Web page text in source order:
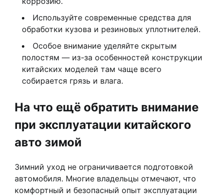
Используйте современные средства для
обработки кузова и резиновых уплотнителей.
Особое внимание уделяйте скрытым
полостям — из-за особенностей конструкции
китайских моделей там чаще всего
собирается грязь и влага.
На что ещё обратить внимание
при эксплуатации китайского
авто зимой
Зимний уход не ограничивается подготовкой
автомобиля. Многие владельцы отмечают, что
комфортный и безопасный опыт эксплуатации